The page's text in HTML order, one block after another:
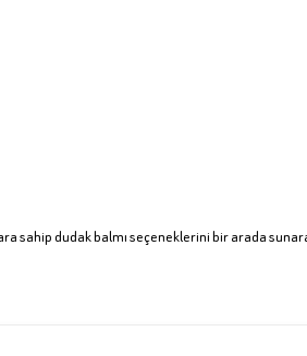
sahip dudak balmı seçeneklerini bir arada